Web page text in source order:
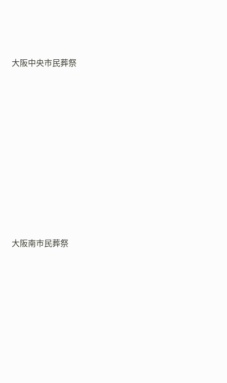
大阪中央市民葬祭
大阪南市民葬祭